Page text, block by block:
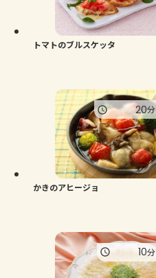
トマトのブルスケッタ
かきのアヒージョ
20分
10分